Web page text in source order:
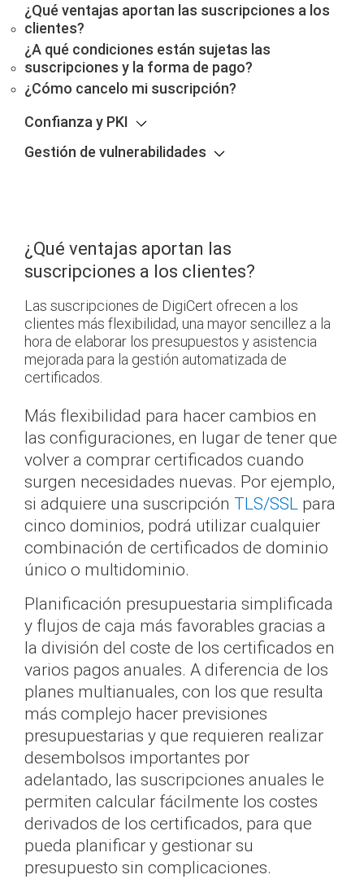
¿Qué ventajas aportan las suscripciones a los
clientes?
¿A qué condiciones están sujetas las
suscripciones y la forma de pago?
¿Cómo cancelo mi suscripción?
Confianza y PKI
Gestión de vulnerabilidades
¿Qué ventajas aportan las
suscripciones a los clientes?
Las suscripciones de DigiCert ofrecen a los
clientes más flexibilidad, una mayor sencillez a la
hora de elaborar los presupuestos y asistencia
mejorada para la gestión automatizada de
certificados.
Más flexibilidad para hacer cambios en
las configuraciones, en lugar de tener que
volver a comprar certificados cuando
surgen necesidades nuevas. Por ejemplo,
si adquiere una suscripción TLS/SSL para
cinco dominios, podrá utilizar cualquier
combinación de certificados de dominio
único o multidominio.
Planificación presupuestaria simplificada
y flujos de caja más favorables gracias a
la división del coste de los certificados en
varios pagos anuales. A diferencia de los
planes multianuales, con los que resulta
más complejo hacer previsiones
presupuestarias y que requieren realizar
desembolsos importantes por
adelantado, las suscripciones anuales le
permiten calcular fácilmente los costes
derivados de los certificados, para que
pueda planificar y gestionar su
presupuesto sin complicaciones.